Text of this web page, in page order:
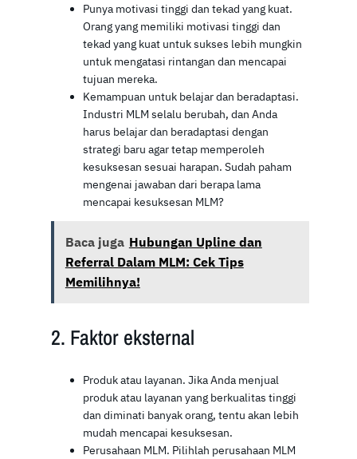
Punya motivasi tinggi dan tekad yang kuat.
Orang yang memiliki motivasi tinggi dan
tekad yang kuat untuk sukses lebih mungkin
untuk mengatasi rintangan dan mencapai
tujuan mereka.
Kemampuan untuk belajar dan beradaptasi.
Industri MLM selalu berubah, dan Anda
harus belajar dan beradaptasi dengan
strategi baru agar tetap memperoleh
kesuksesan sesuai harapan. Sudah paham
mengenai jawaban dari berapa lama
mencapai kesuksesan MLM?
Baca juga Hubungan Upline dan
Referral Dalam MLM: Cek Tips
Memilihnya!
2. Faktor eksternal
Produk atau layanan. Jika Anda menjual
produk atau layanan yang berkualitas tinggi
dan diminati banyak orang, tentu akan lebih
mudah mencapai kesuksesan.
Perusahaan MLM. Pilihlah perusahaan MLM